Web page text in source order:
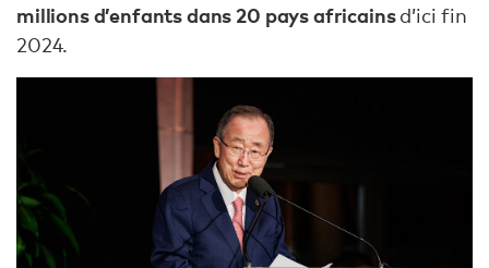
millions d’enfants dans 20 pays africainsd’ici fin
2024.